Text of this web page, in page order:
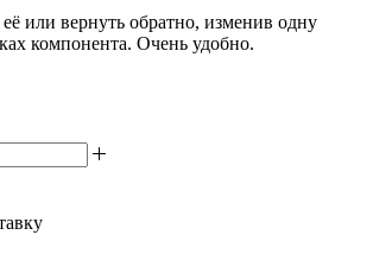
или вернуть обратно, изменив одну
компонента. Очень удобно.